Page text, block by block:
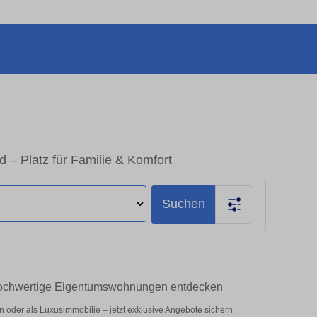
– Platz für Familie & Komfort
Suchen
Eigentumswohnungen entdecken
als Luxusimmobilie – jetzt exklusive Angebote sichern.